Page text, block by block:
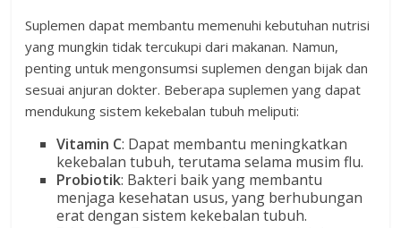
Suplemen dapat membantu memenuhi kebutuhan nutrisi
yang mungkin tidak tercukupi dari makanan. Namun,
penting untuk mengonsumsi suplemen dengan bijak dan
sesuai anjuran dokter. Beberapa suplemen yang dapat
mendukung sistem kekebalan tubuh meliputi:
Vitamin C: Dapat membantu meningkatkan
kekebalan tubuh, terutama selama musim flu.
Probiotik: Bakteri baik yang membantu
menjaga kesehatan usus, yang berhubungan
erat dengan sistem kekebalan tubuh.